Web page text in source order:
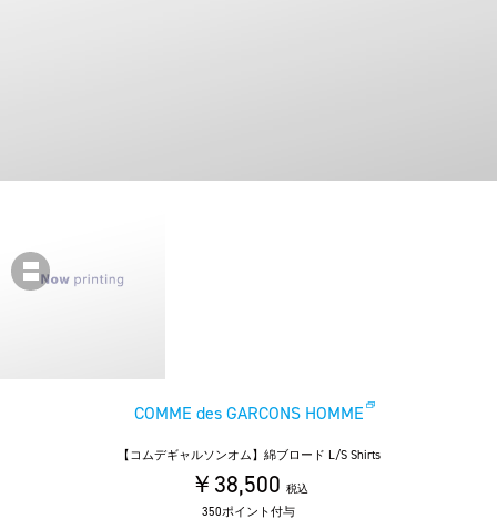
COMME des GARCONS HOMME
【コムデギャルソンオム】綿ブロード L/S Shirts
￥38,500 税込
350ポイント付与